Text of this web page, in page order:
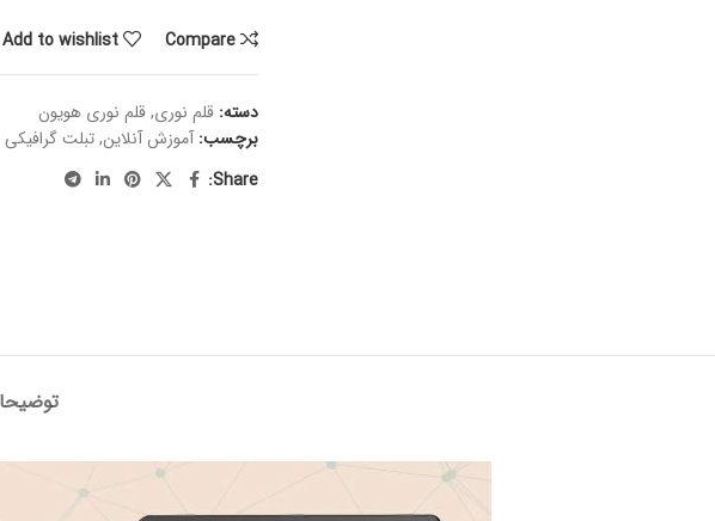
Compare
Add to wishlist
دسته: قلم نوری,قلم نوری هویون
برچسب: آموزش آنلاین,تبلت
Share: